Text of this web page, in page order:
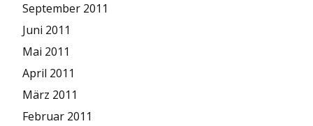
September 2011
Juni 2011
Mai 2011
April 2011
März 2011
Februar 2011